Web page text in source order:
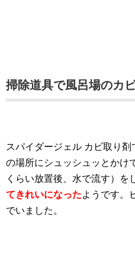
掃除道具で風呂場のカ
スパイダージェル カビ取り
の場所にシュッシュッとかけ
くらい放置後、水で流す）を
てきれいになったようです。
でいました。